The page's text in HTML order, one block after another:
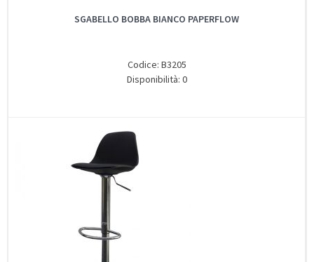
SGABELLO BOBBA BIANCO PAPERFLOW
Codice: B3205
Disponibilità: 0